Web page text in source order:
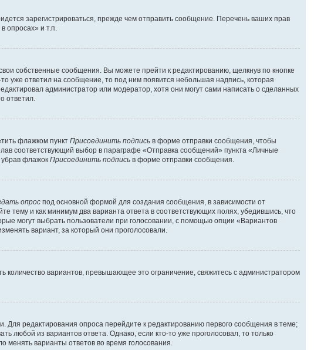
зарегистрироваться, прежде чем отправить сообщение. Перечень ваших прав
опросах» и т.п.
собственные сообщения. Вы можете прейти к редактированию, щелкнув по кнопке
уже ответил на сообщение, то под ним появится небольшая надпись, которая
администратор или модератор, хотя они могут сами написать о сделанных
ответил.
флажком пункт Присоединить подпись в форме отправки сообщения, чтобы
соответствующий выбор в параграфе «Отправка сообщений» пункта «Личные
флажок Присоединить подпись в форме отправки сообщения.
опрос под основной формой для создания сообщения, в зависимости от
тему и как минимум два варианта ответа в соответствующих полях, убедившись, что
могут выбрать пользователи при голосовании, с помощью опции «Вариантов
вариант, за который они проголосовали.
количество вариантов, превышающее это ограничение, свяжитесь с администратором
Для редактирования опроса перейдите к редактированию первого сообщения в теме;
любой из вариантов ответа. Однако, если кто-то уже проголосовал, то только
менять варианты ответов во время голосования.